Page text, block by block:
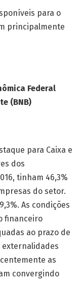
para o
principalmente
Federal
(BNB)
para Caixa e
dos
tinham 46,3%
do setor.
As condições
financeiro
ao prazo de
externalidades
as
convergindo